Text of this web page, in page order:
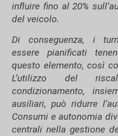
influire fino al 20%
del veicolo.
Di conseguenza, i
essere pianificati
questo elemento, così
L’utilizzo del
condizionamento,
ausiliari, può ridurre
Consumi e autonomia
centrali nella gestione